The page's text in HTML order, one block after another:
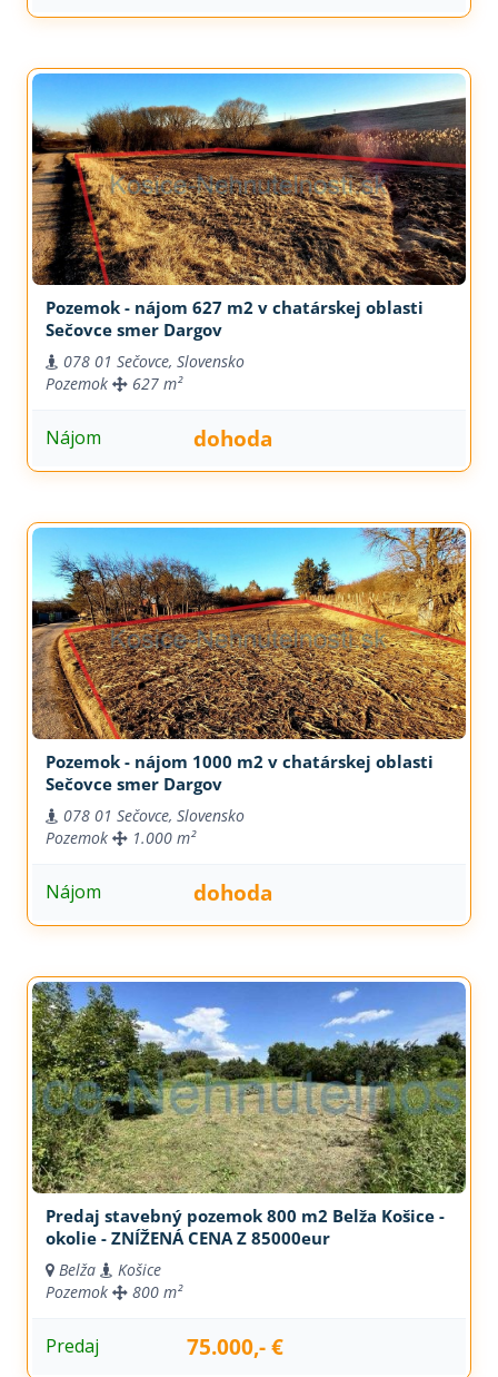
Pozemok - nájom 627 m2 v chatárskej oblasti
Sečovce smer Dargov
078 01 Sečovce, Slovensko
Pozemok
627 m²
Nájom dohoda
Pozemok - nájom 1000 m2 v chatárskej oblasti
Sečovce smer Dargov
078 01 Sečovce, Slovensko
Pozemok
1.000 m²
Nájom dohoda
Predaj stavebný pozemok 800 m2 Belža Košice -
okolie - ZNÍŽENÁ CENA Z 85000eur
Belža
Košice
Pozemok
800 m²
Predaj 75.000,- €